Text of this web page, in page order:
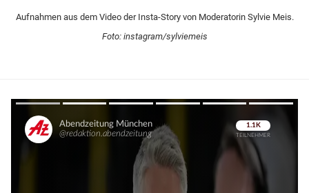
Aufnahmen aus dem Video der Insta-Story von Moderatorin Sylvie Meis.
Foto: instagram/sylviemeis
Überspringen